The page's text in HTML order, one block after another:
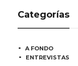
Categorías
A FONDO
ENTREVISTAS